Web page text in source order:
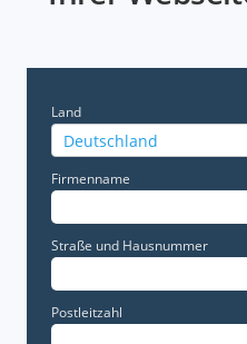
Land
Deutschland
Firmenname
Straße und Hausnummer
Postleitzahl